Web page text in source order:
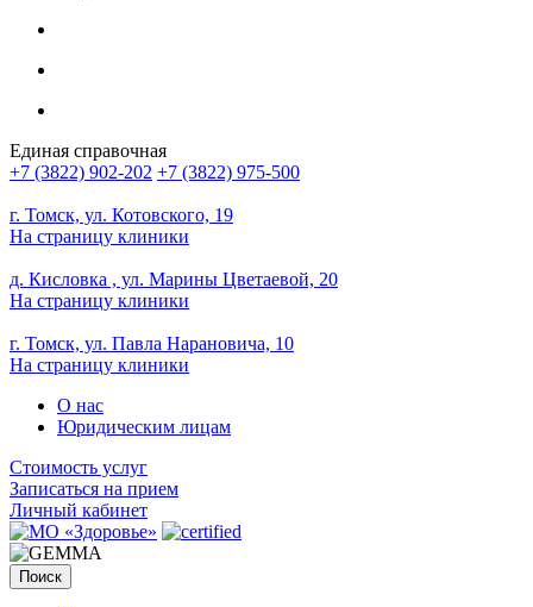
Единая справочная
+7 (3822) 902-202 +7 (3822) 975-500
г. Томск, ул. Котовского, 19
На страницу клиники
д. Кисловка , ул. Марины Цветаевой, 20
На страницу клиники
г. Томск, ул. Павла Нарановича, 10
На страницу клиники
О нас
Юридическим лицам
Стоимость услуг
Записаться на прием
Личный кабинет
Поиск